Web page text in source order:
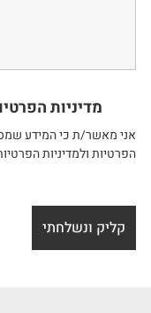
מדיניות
אני מאשר/ת כי המידע
הפרטיות ולמדיניות